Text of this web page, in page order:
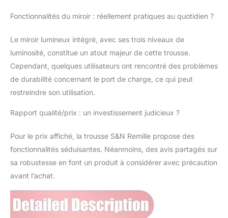
d'un cadre en alliage
c'est une coque rigide,
imperméable et
résistante à l'usure, le
tactile au bas du miroir
vert lorsque la batterie
taille】La trousse de
maquillage mesure
36,8 x 24,1 x 12,2 cm
tailles et formes
d'accessoires de
beauté et de
Fonctionnalités du miroir : réellement pratiques au quotidien ?
Le miroir lumineux intégré, avec ses trois niveaux de
luminosité, constitue un atout majeur de cette trousse.
Cependant, quelques utilisateurs ont rencontré des problèmes
de durabilité concernant le port de charge, ce qui peut
restreindre son utilisation.
Rapport qualité/prix : un investissement judicieux ?
Pour le prix affiché, la trousse S&N Remille propose des
fonctionnalités séduisantes. Néanmoins, des avis partagés sur
sa robustesse en font un produit à considérer avec précaution
avant l’achat.